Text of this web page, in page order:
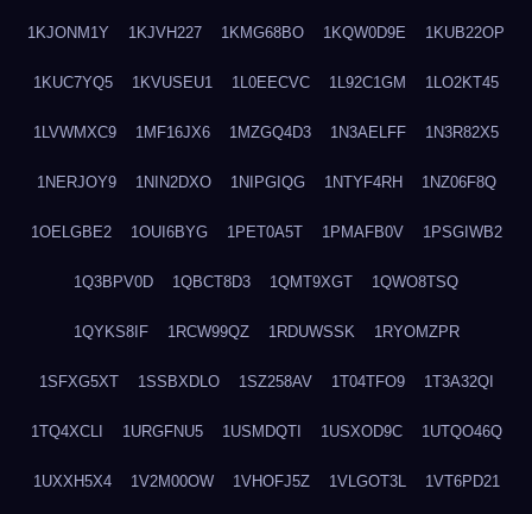
1KJONM1Y 1KJVH227 1KMG68BO 1KQW0D9E 1KUB22OP
1KUC7YQ5 1KVUSEU1 1L0EECVC 1L92C1GM 1LO2KT45
1LVWMXC9 1MF16JX6 1MZGQ4D3 1N3AELFF 1N3R82X5
1NERJOY9 1NIN2DXO 1NIPGIQG 1NTYF4RH 1NZ06F8Q
1OELGBE2 1OUI6BYG 1PET0A5T 1PMAFB0V 1PSGIWB2
1Q3BPV0D 1QBCT8D3 1QMT9XGT 1QWO8TSQ
1QYKS8IF 1RCW99QZ 1RDUWSSK 1RYOMZPR
1SFXG5XT 1SSBXDLO 1SZ258AV 1T04TFO9 1T3A32QI
1TQ4XCLI 1URGFNU5 1USMDQTI 1USXOD9C 1UTQO46Q
1UXXH5X4 1V2M00OW 1VHOFJ5Z 1VLGOT3L 1VT6PD21